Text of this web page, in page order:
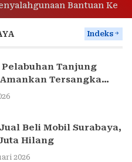
Bantuan Keuangan
Indeks
Pelabuhan Tanjung
Tersangka
Komponen Traffic
Beli Mobil Surabaya,
Hilang
2026